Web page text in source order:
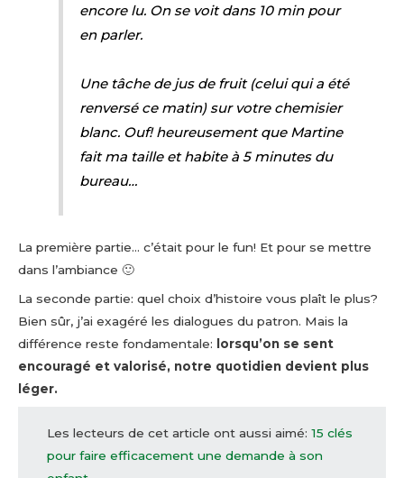
encore lu. On se voit dans 10 min pour
en parler.
Une tâche de jus de fruit (celui qui a été
renversé ce matin) sur votre chemisier
blanc. Ouf! heureusement que Martine
fait ma taille et habite à 5 minutes du
bureau…
La première partie… c’était pour le fun! Et pour se mettre
dans l’ambiance 🙂
La seconde partie: quel choix d’histoire vous plaît le plus?
Bien sûr, j’ai exagéré les dialogues du patron. Mais la
différence reste fondamentale:
lorsqu’on se sent
encouragé et valorisé, notre quotidien devient plus
léger.
Les lecteurs de cet article ont aussi aimé:15 clés
pour faire efficacement une demande à son